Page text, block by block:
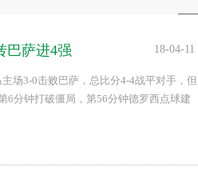
18-04-11
巴萨进4强
场3-0击败巴萨，总比分4-4战平对手，但
6分钟打破僵局，第56分钟德罗西点球建